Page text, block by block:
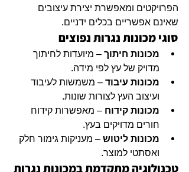
הפרויקטים ומאפשרת יצירת עיצובים
שאינם אפשריים בכלים ידניים.
סוגי מכונות נגרות נפוצים
מכונות חיתוך – מיועדות לחיתוך
מדויק של עץ לפי מידה.
מכונות עיבוד – משמשות לעיבוד
ועיצוב העץ לצורות שונות.
מכונות קידוח – מאפשרות קידוח
חורים מדויקים בעץ.
מכונות ליטוש – מעניקות גימור חלק
ואסתטי למוצר.
טכנולוגיה מתקדמת במכונות נגרות